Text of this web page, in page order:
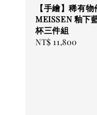
【手繪】稀有
MEISSEN 釉下
杯三件組
Regular
NT$ 11,800